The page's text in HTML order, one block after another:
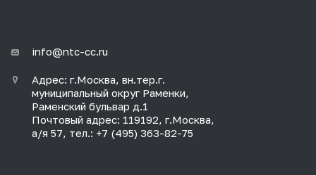
info@ntc-cc.ru
Адрес: г.Москва, вн.тер.г.
муниципальный округ Раменки,
Раменский бульвар д.1
Почтовый адрес: 119192, г.Москва,
а/я 57, тел.: +7 (495) 363-82-75